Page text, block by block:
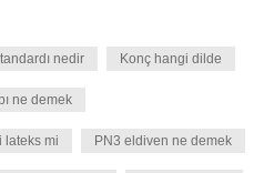
nedir Konç hangi dilde
ne demek
lateks mi PN3 eldiven ne demek